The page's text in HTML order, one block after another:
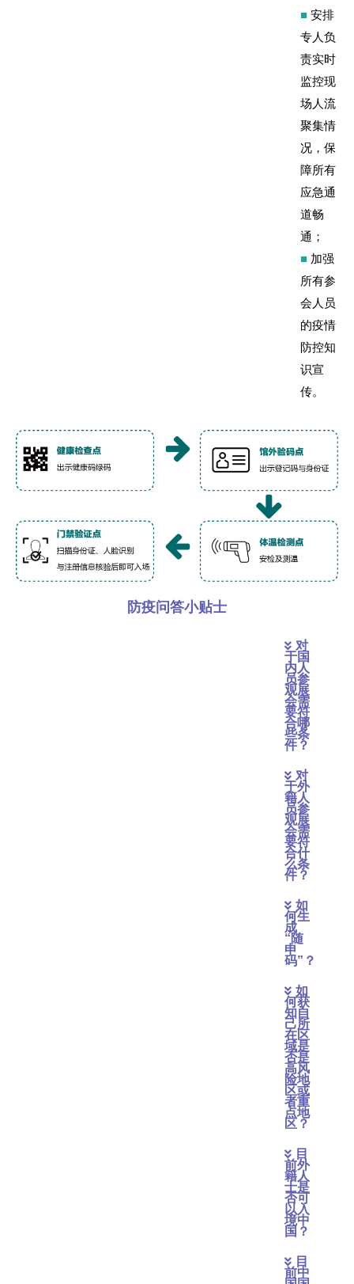
■ 安排
专人负
责实时
监控现
场人流
聚集情
况，保
障所有
应急通
道畅
通；
■ 加强
所有参
会人员
的疫情
防控知
识宣
传。
防疫问答小贴士
对
于国
内人
员参
观展
会需
要符
合哪
些条
件？
对
于外
籍人
员参
观展
会需
要符
合什
么条
件？
如
何生
成
“随
申
码”？
如
何获
知自
己所
在区
域是
否是
高风
险地
区或
者重
点地
区？
目
前外
籍人
士是
否可
以入
境中
国？
目
前中